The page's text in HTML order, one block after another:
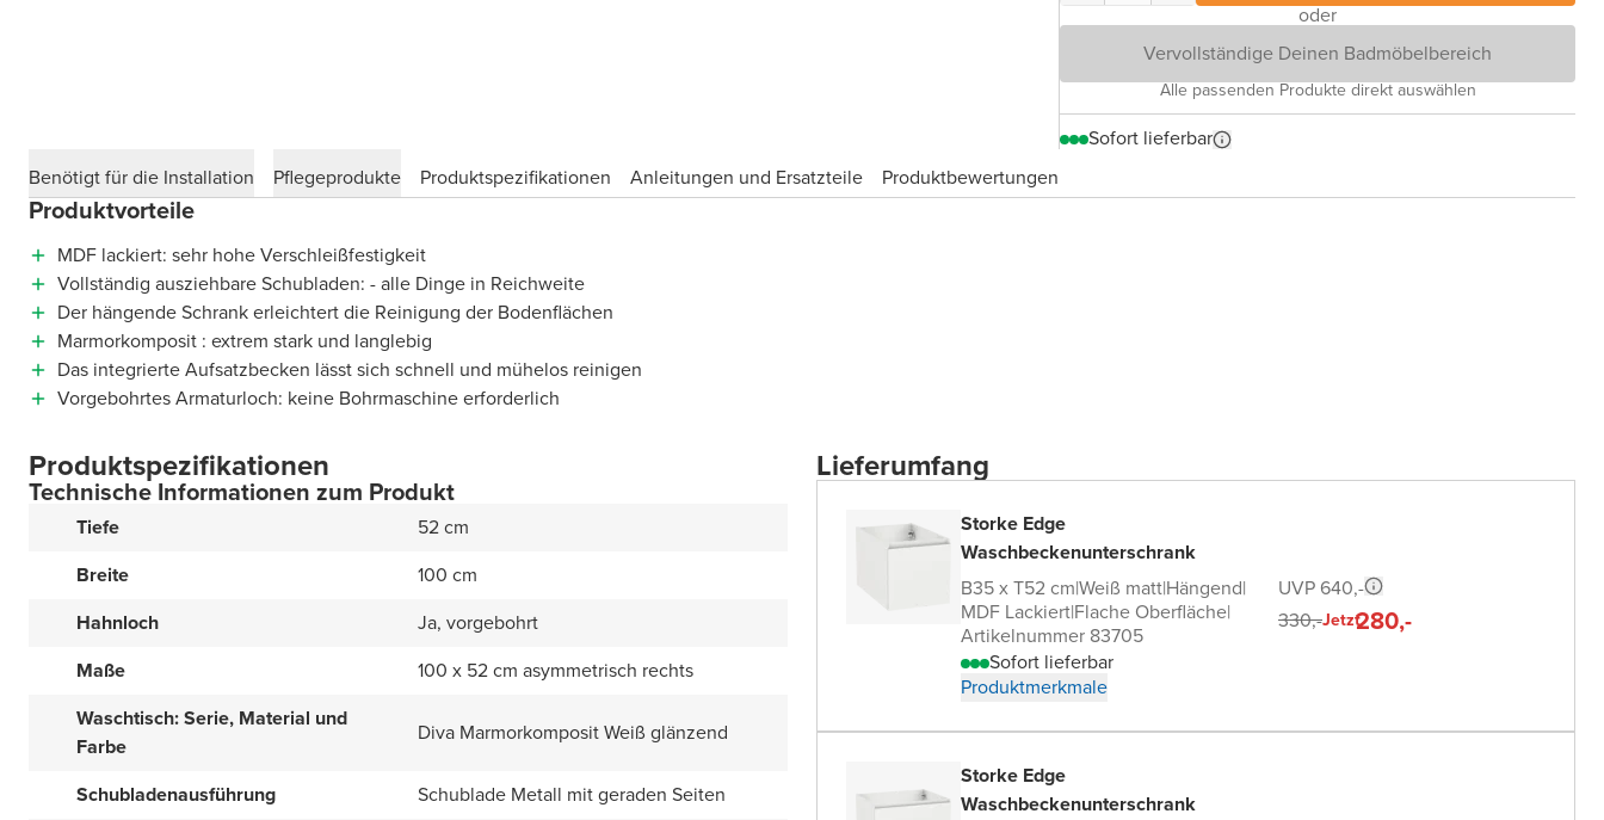
oder
Vervollständige Deinen Badmöbelbereich
Alle passenden Produkte direkt auswählen
Sofort lieferbar
Benötigt für die Installation
Pflegeprodukte Produktspezifikationen Anleitungen und Ersatzteile Produktbewertungen
Produktvorteile
MDF lackiert: sehr hohe Verschleißfestigkeit
Vollständig ausziehbare Schubladen: - alle Dinge in Reichweite
Der hängende Schrank erleichtert die Reinigung der Bodenflächen
Marmorkomposit : extrem stark und langlebig
Das integrierte Aufsatzbecken lässt sich schnell und mühelos reinigen
Vorgebohrtes Armaturloch: keine Bohrmaschine erforderlich
Produktspezifikationen
Technische Informationen zum Produkt
Tiefe
52 cm
Breite
100 cm
Hahnloch
Ja, vorgebohrt
Maße
100 x 52 cm asymmetrisch rechts
Waschtisch: Serie, Material und
Farbe
Diva Marmorkomposit Weiß glänzend
Schubladenausführung
Schublade Metall mit geraden Seiten
Lieferumfang
Storke Edge
Waschbeckenunterschrank
B35 x T52 cm|Weiß matt|Hängend|
MDF Lackiert|Flache Oberfläche|
Artikelnummer 83705
Sofort lieferbar
Produktmerkmale
UVP 640,-
330,-Jetzt280,-
Storke Edge
Waschbeckenunterschrank